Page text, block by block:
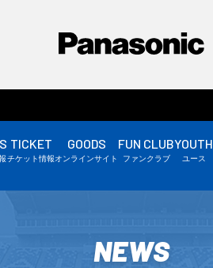
TICKET
チケット情報
GOODS
オンラインサイト
FUN CLUB
ファンクラブ
YOUTH
ユース
報
NEWS